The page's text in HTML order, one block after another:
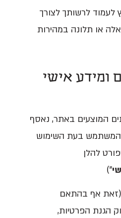
לרשותך לצורך
או תלונה במהירות
אישי
המוצעים באתר, נאסף
בעת השימוש
להלן
אף בהתאם
11 לחוק הגנת הפרטיות,